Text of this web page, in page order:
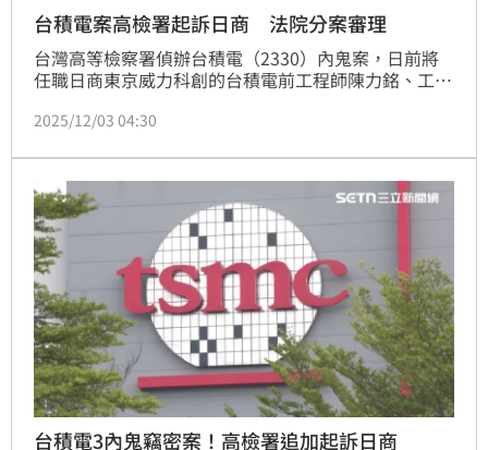
台積電案高檢署起訴日商 法院分案審理
台灣高等檢察署偵辦台積電（2330）內鬼案，日前將
任職日商東京威力科創的台積電前工程師陳力銘、工程
針對法人刑事責任部分，追加起訴東京威力科創。智慧
庭法官張銘晃、馮浩庭、彭凱璐審理。
2025/12/03 04:30
台積電3內鬼竊密案！高檢署追加起訴日商